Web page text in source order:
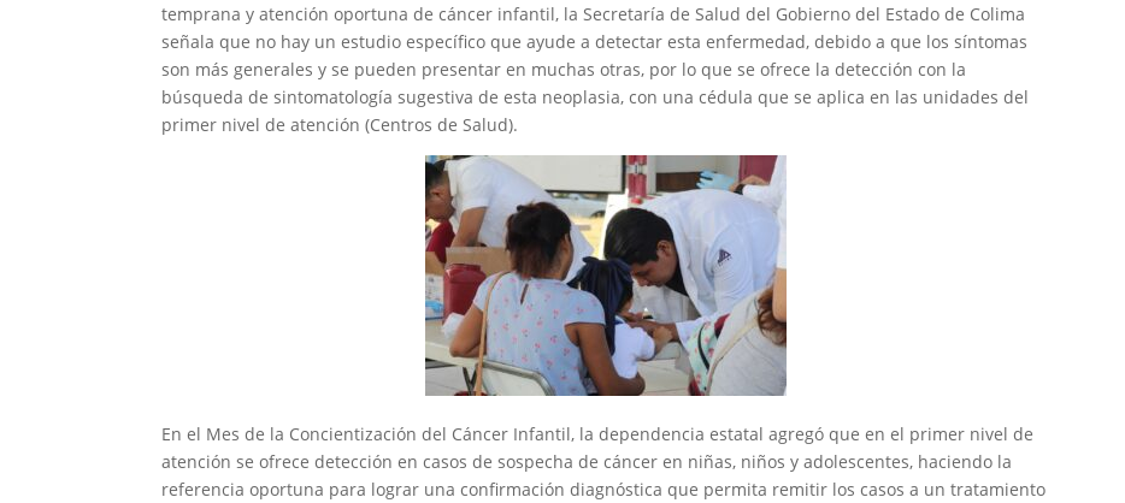
temprana y atención oportuna de cáncer infantil, la Secretaría de Salud del Gobierno del Estado de Colima
señala que no hay un estudio específico que ayude a detectar esta enfermedad, debido a que los síntomas
son más generales y se pueden presentar en muchas otras, por lo que se ofrece la detección con la
búsqueda de sintomatología sugestiva de esta neoplasia, con una cédula que se aplica en las unidades del
primer nivel de atención (Centros de Salud).
En el Mes de la Concientización del Cáncer Infantil, la dependencia estatal agregó que en el primer nivel de
atención se ofrece detección en casos de sospecha de cáncer en niñas, niños y adolescentes, haciendo la
referencia oportuna para lograr una confirmación diagnóstica que permita remitir los casos a un tratamiento